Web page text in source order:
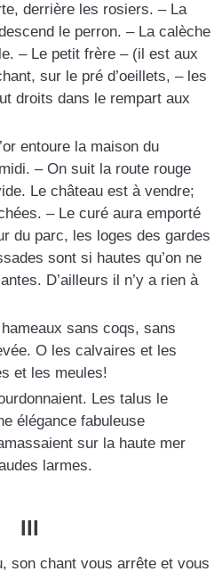
derrière les rosiers. – La
le perron. – La calèche
– Le petit frère – (il est aux
sur le pré d’oeillets, – les
droits dans le rempart aux
entoure la maison du
– On suit la route rouge
Le château est à vendre;
– Le curé aura emporté
du parc, les loges des gardes
sont si hautes qu’on ne
D’ailleurs il n’y a rien à
sans coqs, sans
O les calvaires et les
et les meules!
Les talus le
élégance fabuleuse
sur la haute mer
larmes.
III
son chant vous arrête et vous